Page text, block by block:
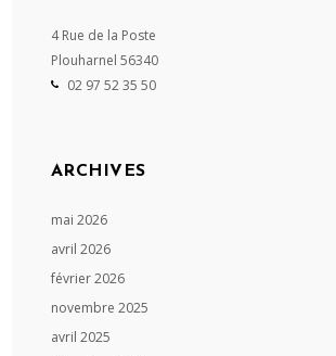
4 Rue de la Poste
Plouharnel 56340
02 97 52 35 50
ARCHIVES
mai 2026
avril 2026
février 2026
novembre 2025
avril 2025